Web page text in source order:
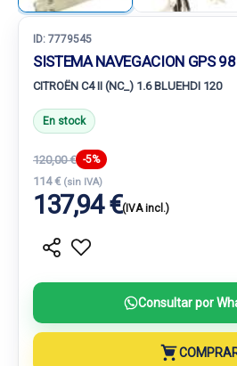
ID: 7779545
SISTEMA NAVEGACION GPS
CITROËN C4 II (NC_) 1.6 BLUEHDI 120
En stock
120,00 € -5%
114 € (sin IVA)
137,94 €(IVA incl.)
Consultar por